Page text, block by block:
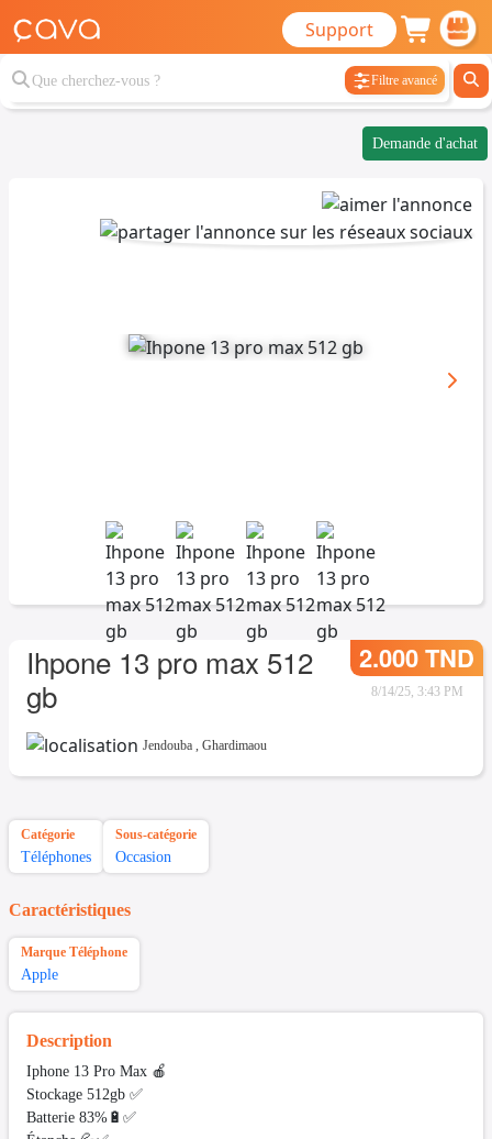
Support
Filtre avancé
Demande d'achat
Ihpone 13 pro max 512
gb
2.000 TND
8/14/25, 3:43 PM
Jendouba , Ghardimaou
Catégorie
Téléphones
Sous-catégorie
Occasion
Caractéristiques
Marque Téléphone
Apple
Description
Iphone 13 Pro Max 🍎
Stockage 512gb ✅️
Batterie 83%🔋✅️